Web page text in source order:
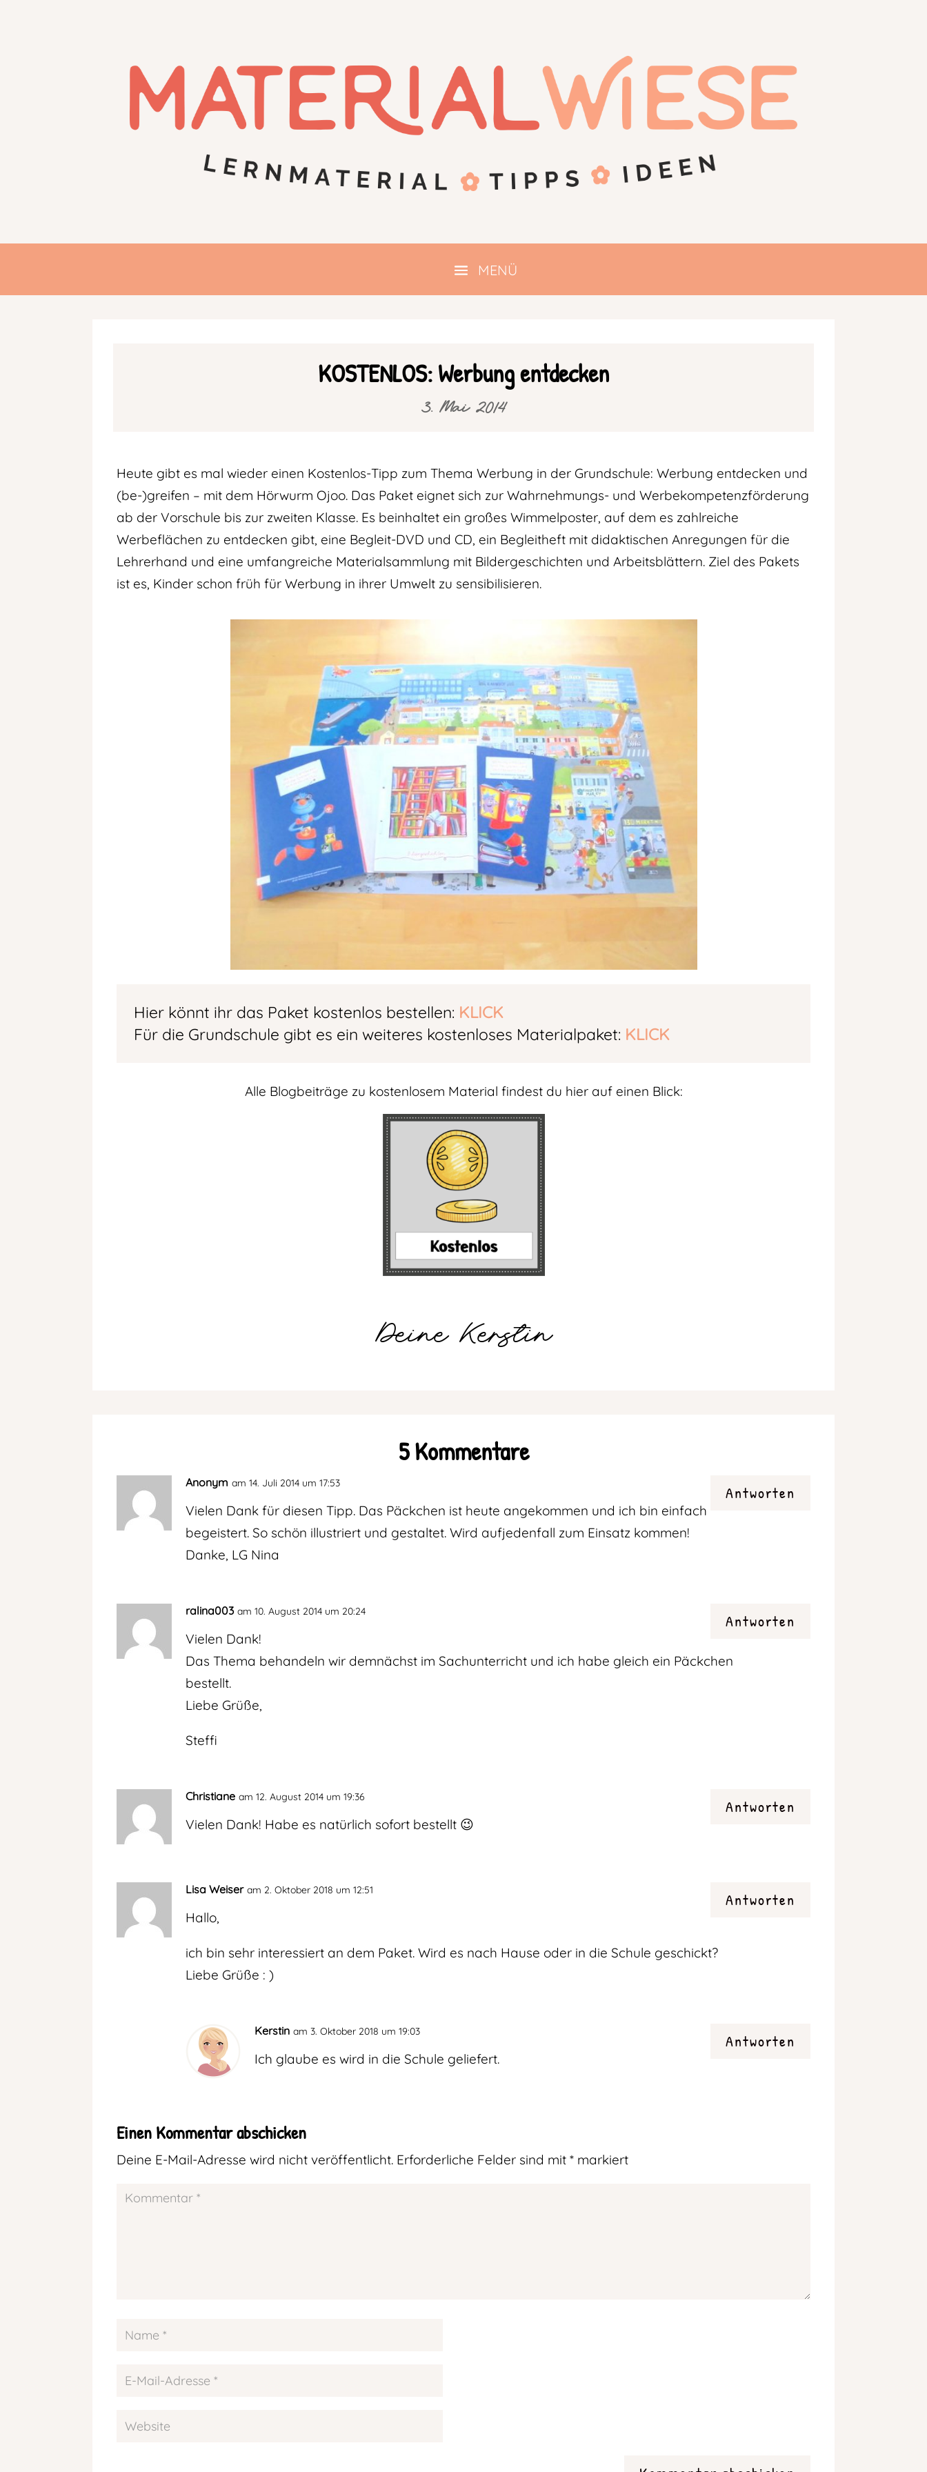
KOSTENLOS: Werbung entdecken
3. Mai 2014
Heute gibt es mal wieder einen Kostenlos-Tipp zum Thema Werbung in der Grundschule: Werbung entdecken und
(be-)greifen – mit dem Hörwurm Ojoo. Das Paket eignet sich zur Wahrnehmungs- und Werbekompetenzförderung
ab der Vorschule bis zur zweiten Klasse. Es beinhaltet ein großes Wimmelposter, auf dem es zahlreiche
Werbeflächen zu entdecken gibt, eine Begleit-DVD und CD, ein Begleitheft mit didaktischen Anregungen für die
Lehrerhand und eine umfangreiche Materialsammlung mit Bildergeschichten und Arbeitsblättern. Ziel des Pakets
ist es, Kinder schon früh für Werbung in ihrer Umwelt zu sensibilisieren.
Hier könnt ihr das Paket kostenlos bestellen: KLICK
Für die Grundschule gibt es ein weiteres kostenloses Materialpaket: KLICK
Alle Blogbeiträge zu kostenlosem Material findest du hier auf einen Blick:
Deine Kerstin
5 Kommentare
Anonym am 14. Juli 2014 um 17:53
Vielen Dank für diesen Tipp. Das Päckchen ist heute angekommen und ich bin einfach
begeistert. So schön illustriert und gestaltet. Wird aufjedenfall zum Einsatz kommen!
Danke, LG Nina
Antworten
ralina003 am 10. August 2014 um 20:24
Vielen Dank!
Das Thema behandeln wir demnächst im Sachunterricht und ich habe gleich ein Päckchen
bestellt.
Liebe Grüße,
Steffi
Antworten
Christiane am 12. August 2014 um 19:36
Vielen Dank! Habe es natürlich sofort bestellt 😉
Antworten
Lisa Weiser am 2. Oktober 2018 um 12:51
Hallo,
ich bin sehr interessiert an dem Paket. Wird es nach Hause oder in die Schule geschickt?
Liebe Grüße : )
Antworten
Kerstin am 3. Oktober 2018 um 19:03
Ich glaube es wird in die Schule geliefert.
Antworten
Einen Kommentar abschicken
Deine E-Mail-Adresse wird nicht veröffentlicht. Erforderliche Felder sind mit* markiert